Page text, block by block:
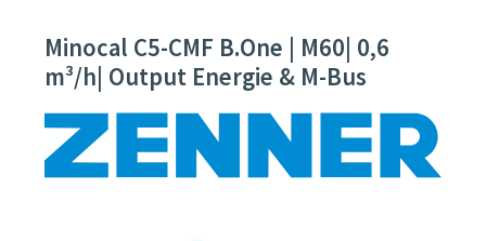
Minocal C5-CMF B.One | M60| 0,6
m³/h| Output Energie & M-Bus